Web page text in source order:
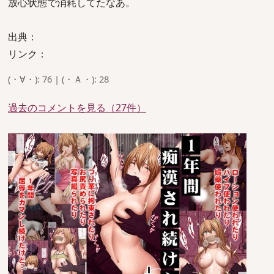
出典：
リンク：
(・∀・): 76 | (・Ａ・): 28
過去のコメントを見る（27件）